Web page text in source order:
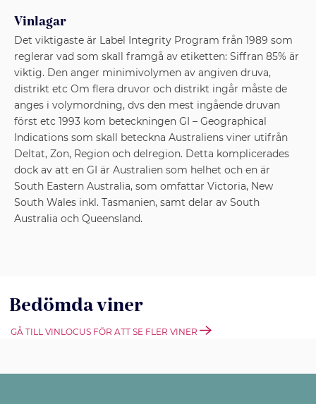
Vinlagar
Det viktigaste är Label Integrity Program från 1989 som
reglerar vad som skall framgå av etiketten: Siffran 85% är
viktig. Den anger minimivolymen av angiven druva,
distrikt etc Om flera druvor och distrikt ingår måste de
anges i volymordning, dvs den mest ingående druvan
först etc 1993 kom beteckningen GI – Geographical
Indications som skall beteckna Australiens viner utifrån
Deltat, Zon, Region och delregion. Detta komplicerades
dock av att en GI är Australien som helhet och en är
South Eastern Australia, som omfattar Victoria, New
South Wales inkl. Tasmanien, samt delar av South
Australia och Queensland.
Bedömda viner
GÅ TILL VINLOCUS FÖR ATT SE FLER VINER